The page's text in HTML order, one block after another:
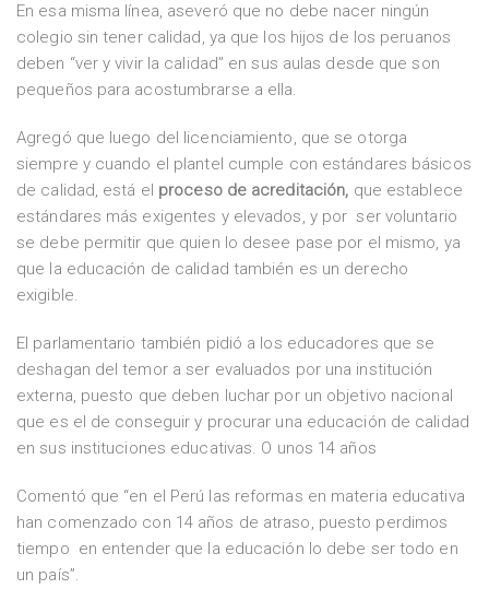
En esa misma línea, aseveró que no debe nacer ningún
colegio sin tener calidad, ya que los hijos de los peruanos
deben “ver y vivir la calidad” en sus aulas desde que son
pequeños para acostumbrarse a ella.
Agregó que luego del licenciamiento, que se otorga
siempre y cuando el plantel cumple con estándares básicos
de calidad, está el proceso de acreditación, que establece
estándares más exigentes y elevados, y por ser voluntario
se debe permitir que quien lo desee pase por el mismo, ya
que la educación de calidad también es un derecho
exigible.
El parlamentario también pidió a los educadores que se
deshagan del temor a ser evaluados por una institución
externa, puesto que deben luchar por un objetivo nacional
que es el de conseguir y procurar una educación de calidad
en sus instituciones educativas. O unos 14 años
Comentó que “en el Perú las reformas en materia educativa
han comenzado con 14 años de atraso, puesto perdimos
tiempo en entender que la educación lo debe ser todo en
un país”.